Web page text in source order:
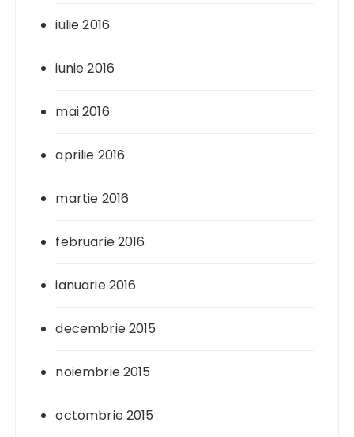
iulie 2016
iunie 2016
mai 2016
aprilie 2016
martie 2016
februarie 2016
ianuarie 2016
decembrie 2015
noiembrie 2015
octombrie 2015